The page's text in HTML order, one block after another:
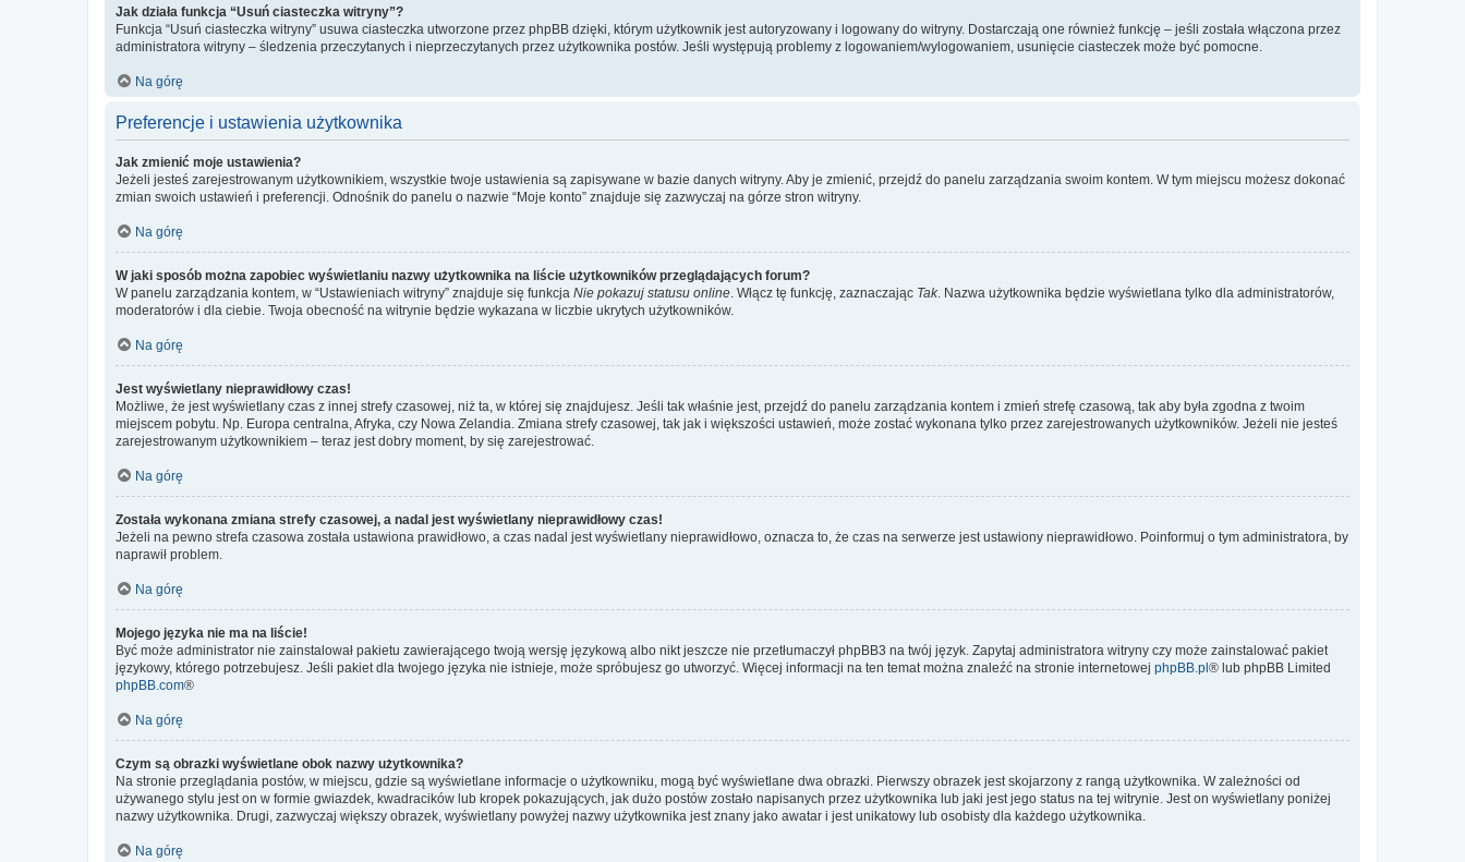
Jak działa funkcja “Usuń ciasteczka witryny”?
Funkcja “Usuń ciasteczka witryny” usuwa ciasteczka utworzone przez phpBB dzięki, którym użytkownik jest autoryzowany i logowany do witryny. Dostarczają one również funkcję – jeśli została włączona przez
administratora witryny – śledzenia przeczytanych i nieprzeczytanych przez użytkownika postów. Jeśli występują problemy z logowaniem/wylogowaniem, usunięcie ciasteczek może być pomocne.
Na górę
Preferencje i ustawienia użytkownika
Jak zmienić moje ustawienia?
Jeżeli jesteś zarejestrowanym użytkownikiem, wszystkie twoje ustawienia są zapisywane w bazie danych witryny. Aby je zmienić, przejdź do panelu zarządzania swoim kontem. W tym miejscu możesz dokonać
zmian swoich ustawień i preferencji. Odnośnik do panelu o nazwie “Moje konto” znajduje się zazwyczaj na górze stron witryny.
Na górę
W jaki sposób można zapobiec wyświetlaniu nazwy użytkownika na liście użytkowników przeglądających forum?
W panelu zarządzania kontem, w “Ustawieniach witryny” znajduje się funkcja Nie pokazuj statusu online . Włącz tę funkcję, zaznaczając Tak. Nazwa użytkownika będzie wyświetlana tylko dla administratorów,
moderatorów i dla ciebie. Twoja obecność na witrynie będzie wykazana w liczbie ukrytych użytkowników.
Na górę
Jest wyświetlany nieprawidłowy czas!
Możliwe, że jest wyświetlany czas z innej strefy czasowej, niż ta, w której się znajdujesz. Jeśli tak właśnie jest, przejdź do panelu zarządzania kontem i zmień strefę czasową, tak aby była zgodna z twoim
miejscem pobytu. Np. Europa centralna, Afryka, czy Nowa Zelandia. Zmiana strefy czasowej, tak jak i większości ustawień, może zostać wykonana tylko przez zarejestrowanych użytkowników. Jeżeli nie jesteś
zarejestrowanym użytkownikiem – teraz jest dobry moment, by się zarejestrować.
Na górę
Została wykonana zmiana strefy czasowej, a nadal jest wyświetlany nieprawidłowy czas!
Jeżeli na pewno strefa czasowa została ustawiona prawidłowo, a czas nadal jest wyświetlany nieprawidłowo, oznacza to, że czas na serwerze jest ustawiony nieprawidłowo. Poinformuj o tym administratora, by
naprawił problem.
Na górę
Mojego języka nie ma na liście!
Być może administrator nie zainstalował pakietu zawierającego twoją wersję językową albo nikt jeszcze nie przetłumaczył phpBB3 na twój język. Zapytaj administratora witryny czy może zainstalować pakiet
językowy, którego potrzebujesz. Jeśli pakiet dla twojego języka nie istnieje, może spróbujesz go utworzyć. Więcej informacji na ten temat można znaleźć na stronie internetowej phpBB.pl® lub phpBB Limited
phpBB.com®
Na górę
Czym są obrazki wyświetlane obok nazwy użytkownika?
Na stronie przeglądania postów, w miejscu, gdzie są wyświetlane informacje o użytkowniku, mogą być wyświetlane dwa obrazki. Pierwszy obrazek jest skojarzony z rangą użytkownika. W zależności od
używanego stylu jest on w formie gwiazdek, kwadracików lub kropek pokazujących, jak dużo postów zostało napisanych przez użytkownika lub jaki jest jego status na tej witrynie. Jest on wyświetlany poniżej
nazwy użytkownika. Drugi, zazwyczaj większy obrazek, wyświetlany powyżej nazwy użytkownika jest znany jako awatar i jest unikatowy lub osobisty dla każdego użytkownika.
Na górę